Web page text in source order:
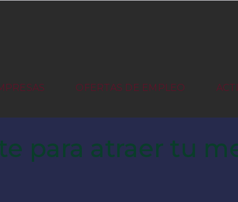
OFERTAS DE EMPLEO
para atraer tu